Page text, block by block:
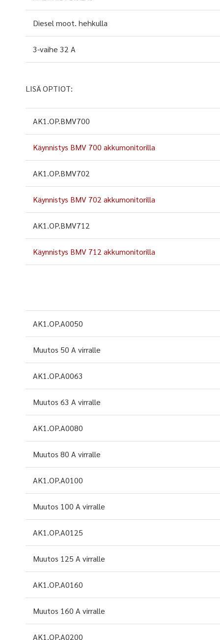
Diesel moot. hehkulla
3-vaihe 32 A
LISÄ OPTIOT:
AK1.OP.BMV700
Käynnistys BMV 700 akkumonitorilla
AK1.OP.BMV702
Käynnistys BMV 702 akkumonitorilla
AK1.OP.BMV712
Käynnistys BMV 712 akkumonitorilla
AK1.OP.A0050
Muutos 50 A virralle
AK1.OP.A0063
Muutos 63 A virralle
AK1.OP.A0080
Muutos 80 A virralle
AK1.OP.A0100
Muutos 100 A virralle
AK1.OP.A0125
Muutos 125 A virralle
AK1.OP.A0160
Muutos 160 A virralle
AK1.OP.A0200